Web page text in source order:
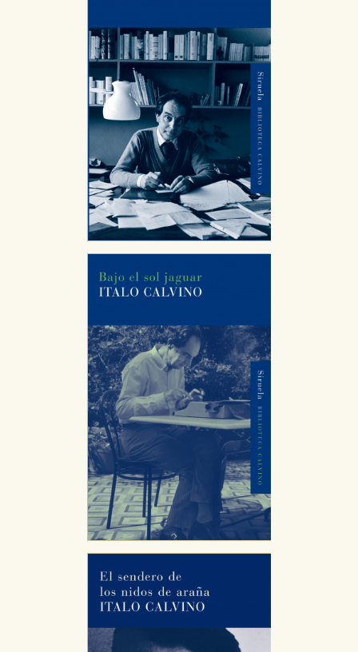
CONFIGURACIÓN DE COOKIES
HABILITAR TODO RECHAZAR TODO
Cookies necesarias
Estas cookies son necesarias para que nuestro sitio
web funcione y no es posible deshabilitarlas desde
nuestro sistema. Es posible hacerlo desde el
áreas de nuestra web dejen de funcionar
correctamente.
Cookies de rendimiento y analíticas
Estas cookies se utilizan para mejorar su experiencia
de navegación y optimizar el funcionamiento de